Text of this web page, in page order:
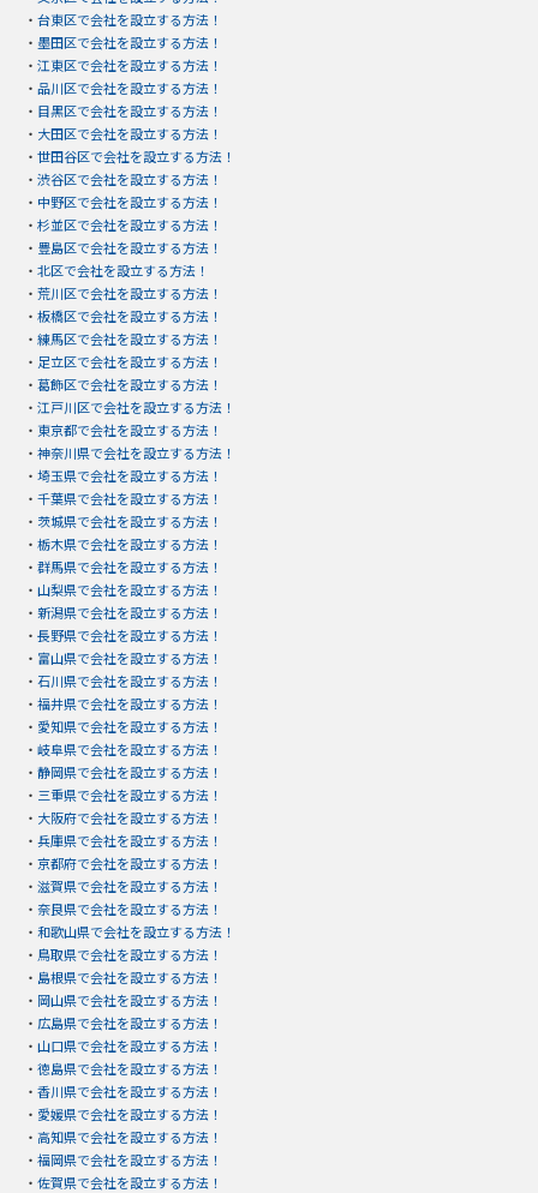
・ 台東区で会社を設立する方法！
・ 墨田区で会社を設立する方法！
・ 江東区で会社を設立する方法！
・ 品川区で会社を設立する方法！
・ 目黒区で会社を設立する方法！
・ 大田区で会社を設立する方法！
・ 世田谷区で会社を設立する方法！
・ 渋谷区で会社を設立する方法！
・ 中野区で会社を設立する方法！
・ 杉並区で会社を設立する方法！
・ 豊島区で会社を設立する方法！
・ 北区で会社を設立する方法！
・ 荒川区で会社を設立する方法！
・ 板橋区で会社を設立する方法！
・ 練馬区で会社を設立する方法！
・ 足立区で会社を設立する方法！
・ 葛飾区で会社を設立する方法！
・ 江戸川区で会社を設立する方法！
・ 東京都で会社を設立する方法！
・ 神奈川県で会社を設立する方法！
・ 埼玉県で会社を設立する方法！
・ 千葉県で会社を設立する方法！
・ 茨城県で会社を設立する方法！
・ 栃木県で会社を設立する方法！
・ 群馬県で会社を設立する方法！
・ 山梨県で会社を設立する方法！
・ 新潟県で会社を設立する方法！
・ 長野県で会社を設立する方法！
・ 富山県で会社を設立する方法！
・ 石川県で会社を設立する方法！
・ 福井県で会社を設立する方法！
・ 愛知県で会社を設立する方法！
・ 岐阜県で会社を設立する方法！
・ 静岡県で会社を設立する方法！
・ 三重県で会社を設立する方法！
・ 大阪府で会社を設立する方法！
・ 兵庫県で会社を設立する方法！
・ 京都府で会社を設立する方法！
・ 滋賀県で会社を設立する方法！
・ 奈良県で会社を設立する方法！
・ 和歌山県で会社を設立する方法！
・ 鳥取県で会社を設立する方法！
・ 島根県で会社を設立する方法！
・ 岡山県で会社を設立する方法！
・ 広島県で会社を設立する方法！
・ 山口県で会社を設立する方法！
・ 徳島県で会社を設立する方法！
・ 香川県で会社を設立する方法！
・ 愛媛県で会社を設立する方法！
・ 高知県で会社を設立する方法！
・ 福岡県で会社を設立する方法！
・ 佐賀県で会社を設立する方法！